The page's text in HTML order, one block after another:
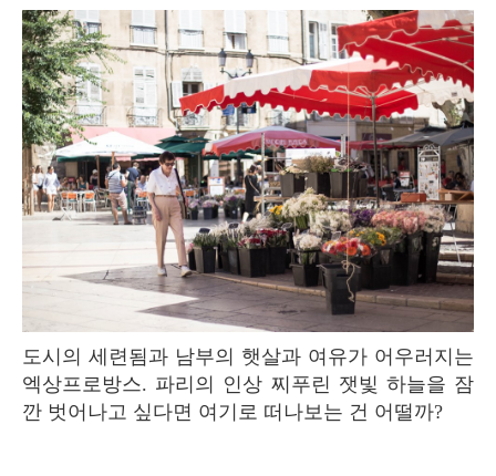
도시의 세련됨과 남부의 햇살과 여유가 어우러지는
엑상프로방스. 파리의 인상 찌푸린 잿빛 하늘을 잠
깐 벗어나고 싶다면 여기로 떠나보는 건 어떨까?